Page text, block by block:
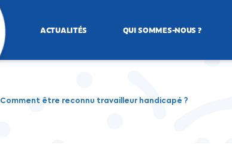
ACTUALITÉS QUI SOMMES-NOUS ?
Comment être reconnu travailleur handicapé ?